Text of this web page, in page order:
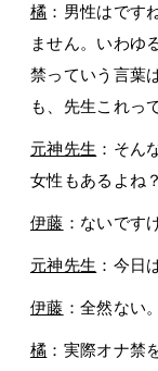
橘 ：男性はです
ません。いわゆ
禁っていう言葉
も、先生これっ
元神先生 ：そん
女性もあるよね
伊藤 ：ないです
元神先生 ：今日
伊藤 ：全然ない。
橘 ：実際オナ禁